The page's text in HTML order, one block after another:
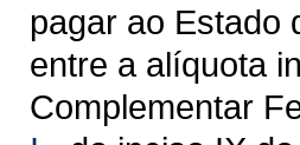
pagar ao Estado
entre a alíquota
Complementar